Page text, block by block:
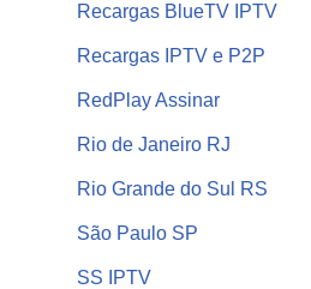
Recargas BlueTV IPTV
Recargas IPTV e P2P
RedPlay Assinar
Rio de Janeiro RJ
Rio Grande do Sul RS
São Paulo SP
SS IPTV